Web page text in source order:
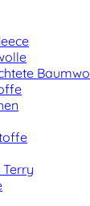
Terry